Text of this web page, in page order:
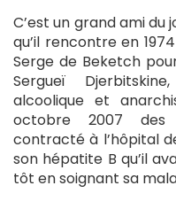
C’est un grand ami du
qu’il rencontre en
Serge de Beketch
Sergueï
alcoolique et
octobre 2007 des
contracté à l’hôpital
son hépatite B qu’il
tôt en soignant sa